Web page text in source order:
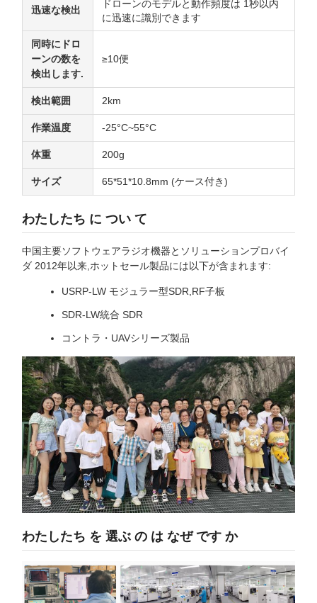
迅速な検出
ドローンのモデルと動作頻度は 1秒以内
に迅速に識別できます
同時にドロ
ーンの数を
検出します.
≥10便
検出範囲 2km
作業温度 -25°C~55°C
体重 200g
サイズ 65*51*10.8mm (ケース付き)
わたしたち に つい て
中国主要ソフトウェアラジオ機器とソリューションプロバイ
ダ 2012年以来,ホットセール製品には以下が含まれます:
USRP-LW モジュラー型SDR,RF子板
SDR-LW統合 SDR
コントラ・UAVシリーズ製品
わたしたち を 選ぶ の は なぜ です か